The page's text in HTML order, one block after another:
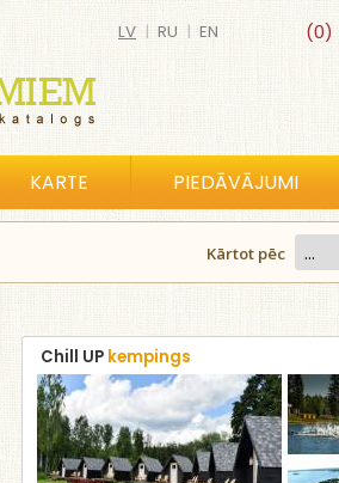
(0)
LV | RU | EN
KARTE PIEDĀVĀJUMI
Kārtot pēc
Chill UP kempings